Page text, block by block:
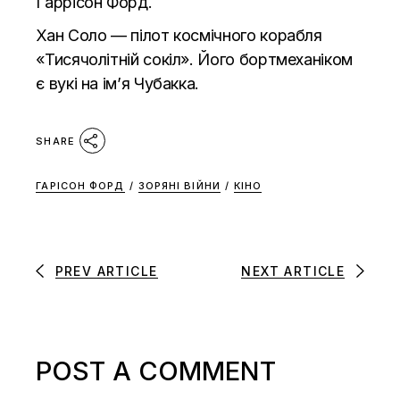
Хан Соло — пілот космічного корабля
«Тисячолітній сокіл». Його бортмеханіком
є ​​вукі на ім’я Чубакка.
SHARE
ГАРІСОН ФОРД / ЗОРЯНІ ВІЙНИ / КІНО
PREV ARTICLE NEXT ARTICLE
POST A COMMENT